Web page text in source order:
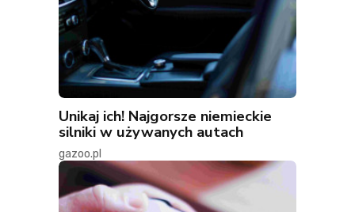
Unikaj ich! Najgorsze niemieckie
silniki w używanych autach
gazoo.pl